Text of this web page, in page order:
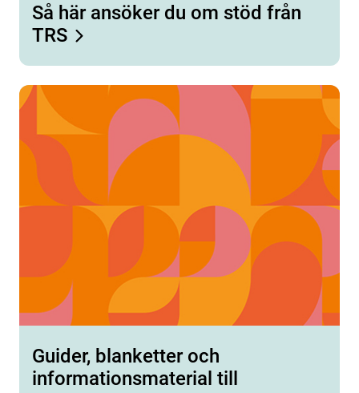
Så här ansöker du om stöd från
TRS
Guider, blanketter och
informationsmaterial till